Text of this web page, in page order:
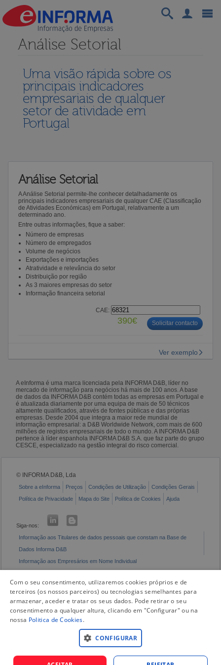
Análise Setorial
Uma visão rápida sobre os
principais indicadores
empresariais de qualquer
setor de atividade em
Portugal
Análise Setorial
A Análise Setorial permite-lhe conhecer detalhadamente os
principais indicadores empresariais de qualquer CAE (Classificação
de Atividades Económicas) em Portugal, relativamente a um
determinado ano.
Entre outras informações, fique a saber:
Número de empresas
Número de empregados
Volume de negócios
Exportações e importações
Atratividade e relevância do setor
Distribuição por região
As 3 maiores empresas do setor
Informação financeira setorial
CAE:
390€ Solicitar contacto
Ver exemplo
A eInforma é uma marca licenciada pela INFORMA D&B, líder no
mercado de informação para negócios há mais de 100 anos. A base
de dados da INFORMA D&B contém todas as empresas em Portugal e
é atualizada diariamente por uma equipa de mais de 50 técnicos
altamente qualificados, através de fontes públicas e das próprias
empresas. Desde 2004 que integra a maior rede mundial de
informação empresarial: a D&B Worldwide Network, com mais de 600
milhões de registos empresariais de todo o mundo. A INFORMA D&B
pertence à líder espanhola INFORMA D&B S.A. que faz parte do grupo
CESCE, especializado na gestão integral do risco comercial.
© INFORMA D&B, Lda
Sobre a eInforma Preços Condições de Utilização
Condições Gerais
Política de Privacidade
Mapa do Site Política de Cookies Ajuda
Siga-nos:
Informação aos Titulares de dados pessoais que constam na Base de
Dados Informa D&B
Informação aos Empresários em Nome Individual
Com o seu consentimento, utilizaremos cookies próprios e de
terceiros (os nossos parceiros) ou tecnologias semelhantes para
armazenar, aceder e tratar os seus dados. Pode retirar o seu
consentimento a qualquer altura, clicando em "Configurar" ou na
nossa Politica de Cookies.
CONFIGURAR